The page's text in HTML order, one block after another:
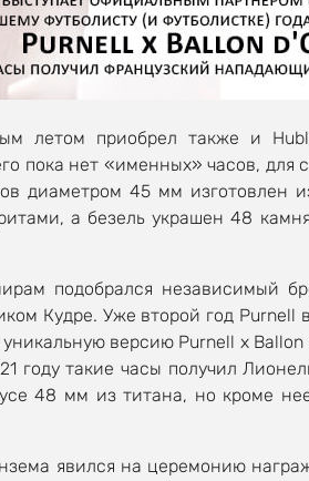
летом приобрел также и
пока нет «именных» часов, для
диаметром 45 мм
а безель украшен 48
подобрался независимый
Кудре. Уже второй год
версию Purnell x
году такие часы получил
48 мм из титана, но кроме
явился на церемонию